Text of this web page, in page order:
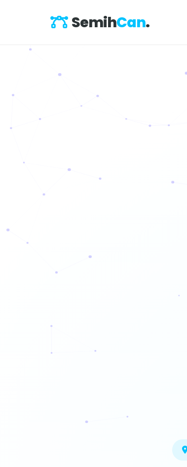
SemihCan.